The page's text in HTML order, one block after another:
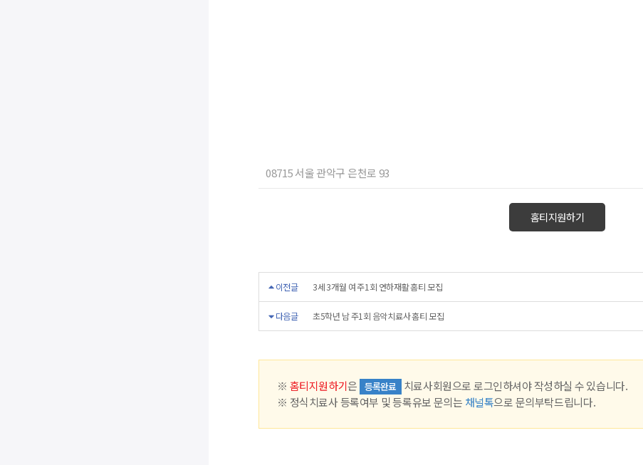
08715 서울 관악구 은천로 93
홈티지원하기
이전글 3세 3개월 여 주1회 연하재활 홈티 모집
다음글 초5학년 남 주1회 음악치료사 홈티 모집
※ 홈티지원하기은 등록완료
치료사회원으로 로그인하셔야 작성하실 수 있습니다.
※ 정식치료사 등록여부 및 등록유보 문의는 채널톡으로 문의부탁드립니다.